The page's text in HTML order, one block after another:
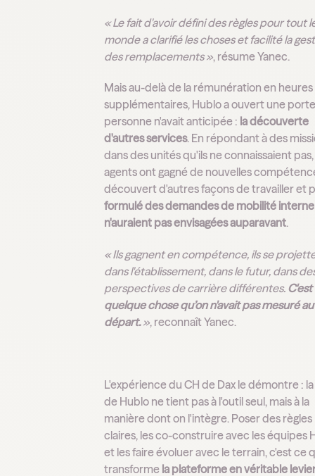
« Le fait d'avoir défini des règles pour tout
monde a clarifié les choses et facilité la
des remplacements », résume Yanec.
Mais au-delà de la rémunération en heures
supplémentaires, Hublo a ouvert une
personne n'avait anticipée : la découverte
d'autres services. En répondant à des
dans des unités qu'ils ne connaissaient
agents ont gagné de nouvelles
découvert d'autres façons de travailler et
formulé des demandes de mobilité
n'auraient pas envisagées auparavant.
« Ils gagnent en compétence, ils se
dans l'établissement, dans le futur, dans
perspectives de carrière différentes. C'est
quelque chose qu’on n'avait pas mesuré au
départ.», reconnaît Yanec.
L'expérience du CH de Dax le démontre :
de Hublo ne tient pas à l'outil seul, mais à la
manière dont on l'intègre. Poser des règles
claires, les co-construire avec les équipes
et les faire évoluer avec le terrain, c'est ce
transforme la plateforme en véritable